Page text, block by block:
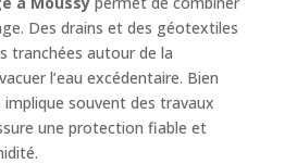
Des drains et des géotextiles
tranchées autour de la
l’eau excédentaire. Bien
souvent des travaux
une protection fiable et